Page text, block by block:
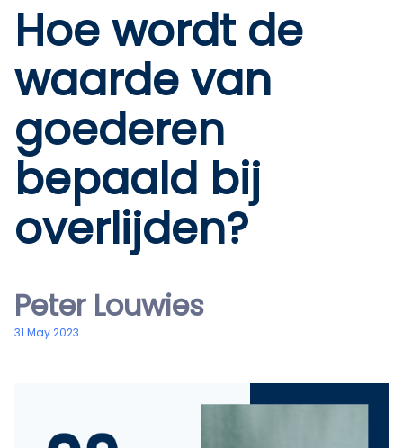
Hoe wordt de
waarde van
goederen
bepaald bij
overlijden?
Peter Louwies
31 May 2023